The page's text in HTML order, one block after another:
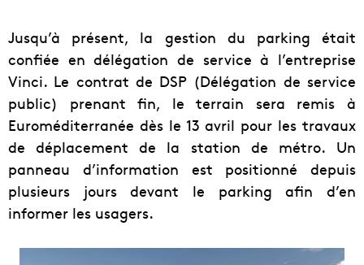
Jusqu’à présent, la gestion du parking était
confiée en délégation de service à l’entreprise
Vinci. Le contrat de DSP (Délégation de service
public) prenant fin, le terrain sera remis à
Euroméditerranée dès le 13 avril pour les travaux
de déplacement de la station de métro. Un
panneau d’information est positionné depuis
plusieurs jours devant le parking afin d’en
informer les usagers.